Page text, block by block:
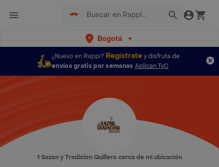
Bogotá
¿Nuevo en Rappi? Regístratey disfruta de
envíos gratis por semanas Aplican TyC
1 Sazon y Tradicion Quillero cerca de mi ubicación